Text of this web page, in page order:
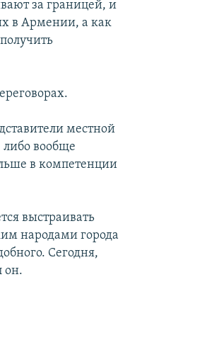
за границей, и
в Армении, а как
местной
вообще
в компетенции
выстраивать
народами города
Сегодня,
он.